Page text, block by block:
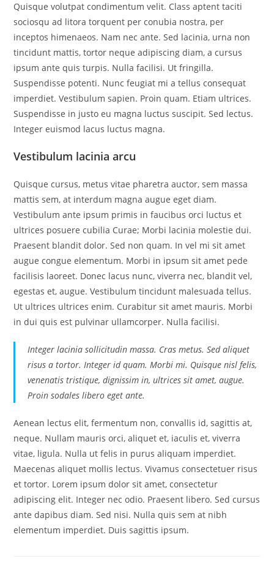
Quisque volutpat condimentum velit. Class aptent taciti
sociosqu ad litora torquent per conubia nostra, per
inceptos himenaeos. Nam nec ante. Sed lacinia, urna non
tincidunt mattis, tortor neque adipiscing diam, a cursus
ipsum ante quis turpis. Nulla facilisi. Ut fringilla.
Suspendisse potenti. Nunc feugiat mi a tellus consequat
imperdiet. Vestibulum sapien. Proin quam. Etiam ultrices.
Suspendisse in justo eu magna luctus suscipit. Sed lectus.
Integer euismod lacus luctus magna.
Vestibulum lacinia arcu
Quisque cursus, metus vitae pharetra auctor, sem massa
mattis sem, at interdum magna augue eget diam.
Vestibulum ante ipsum primis in faucibus orci luctus et
ultrices posuere cubilia Curae; Morbi lacinia molestie dui.
Praesent blandit dolor. Sed non quam. In vel mi sit amet
augue congue elementum. Morbi in ipsum sit amet pede
facilisis laoreet. Donec lacus nunc, viverra nec, blandit vel,
egestas et, augue. Vestibulum tincidunt malesuada tellus.
Ut ultrices ultrices enim. Curabitur sit amet mauris. Morbi
in dui quis est pulvinar ullamcorper. Nulla facilisi.
Integer lacinia sollicitudin massa. Cras metus. Sed aliquet
risus a tortor. Integer id quam. Morbi mi. Quisque nisl felis,
venenatis tristique, dignissim in, ultrices sit amet, augue.
Proin sodales libero eget ante.
Aenean lectus elit, fermentum non, convallis id, sagittis at,
neque. Nullam mauris orci, aliquet et, iaculis et, viverra
vitae, ligula. Nulla ut felis in purus aliquam imperdiet.
Maecenas aliquet mollis lectus. Vivamus consectetuer risus
et tortor. Lorem ipsum dolor sit amet, consectetur
adipiscing elit. Integer nec odio. Praesent libero. Sed cursus
ante dapibus diam. Sed nisi. Nulla quis sem at nibh
elementum imperdiet. Duis sagittis ipsum.